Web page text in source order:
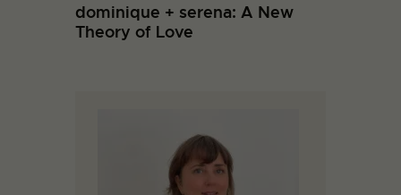
dominique + serena: A New
Theory of Love